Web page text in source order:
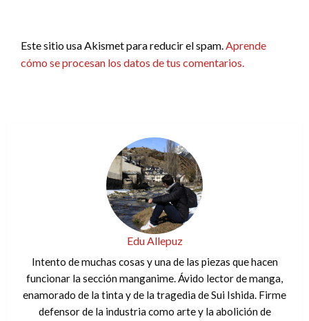
Este sitio usa Akismet para reducir el spam.Aprende
cómo se procesan los datos de tus comentarios.
Edu Allepuz
Intento de muchas cosas y una de las piezas que hacen
funcionar la sección manganime. Ávido lector de manga,
enamorado de la tinta y de la tragedia de Sui Ishida. Firme
defensor de la industria como arte y la abolición de